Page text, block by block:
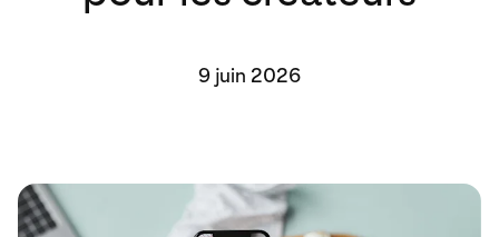
9 juin 2026